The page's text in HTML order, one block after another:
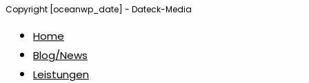
Copyright [oceanwp_date] - Dateck-Media
Home
Blog/News
Leistungen